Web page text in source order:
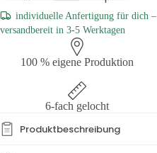
individuelle Anfertigung für dich –
versandbereit in 3-5 Werktagen
100 % eigene Produktion
6-fach gelocht
Produktbeschreibung